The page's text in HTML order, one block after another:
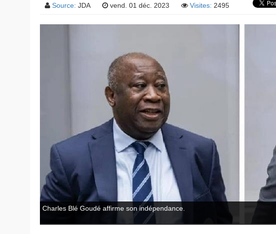
Source: JDA vend. 01 déc. 2023 Visites: 2495
Charles Blé Goudé affirme son indépendance.